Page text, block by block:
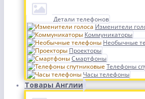
Детали телефонов
Изменители
Коммуникаторы
Необычные
Проекторы
Смартфоны
Телефоны
Часы телефоны
Товары Англии